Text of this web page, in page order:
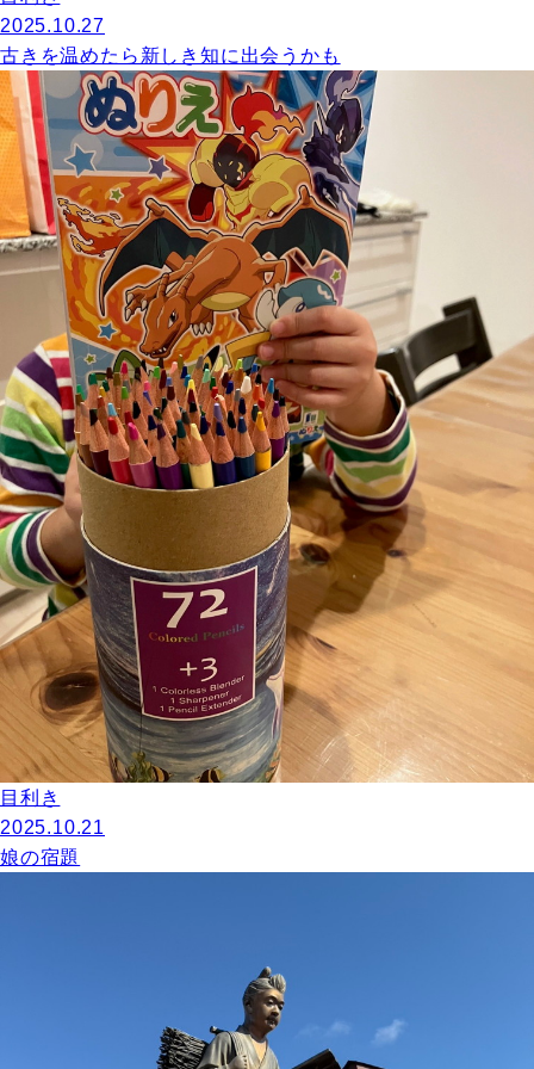
2025.10.27
古きを温めたら新しき知に出会うかも
目利き
2025.10.21
娘の宿題